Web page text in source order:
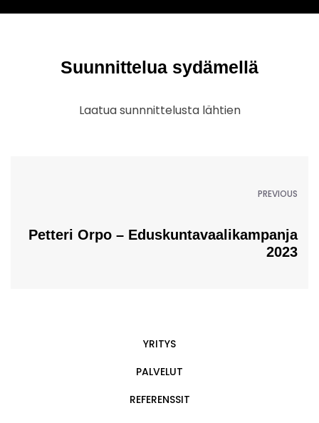
Suunnittelua sydämellä
Laatua sunnnittelusta lähtien
PREVIOUS
Petteri Orpo – Eduskuntavaalikampanja
2023
YRITYS
PALVELUT
REFERENSSIT